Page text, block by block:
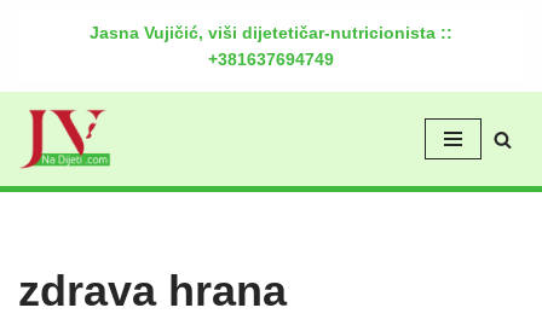
Jasna Vujičić, viši dijetetičar-nutricionista ::
+381637694749
zdrava hrana